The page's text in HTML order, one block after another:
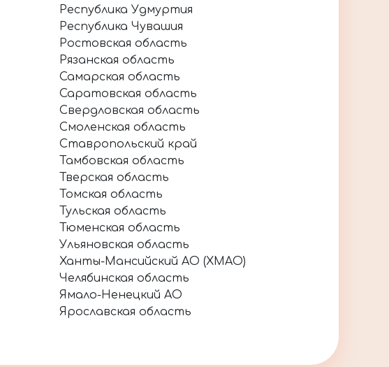
Республика Удмуртия
Республика Чувашия
Ростовская область
Рязанская область
Самарская область
Саратовская область
Свердловская область
Смоленская область
Ставропольский край
Тамбовская область
Тверская область
Томская область
Тульская область
Тюменская область
Ульяновская область
Ханты-Мансийский АО (ХМАО)
Челябинская область
Ямало-Ненецкий АО
Ярославская область